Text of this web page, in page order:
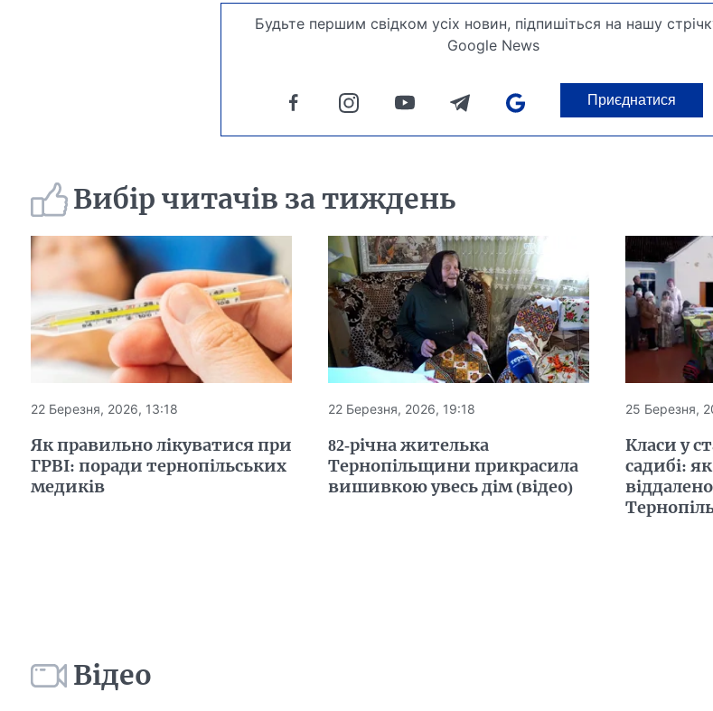
Будьте першим свідком усіх новин, підпишіться на нашу
Google News
Приєднатися
Вибір читачів за тиждень
22 Березня, 2026, 13:18
Як правильно лікуватися при
ГРВІ: поради тернопільських
медиків
22 Березня, 2026, 19:18
82-річна жителька
Тернопільщини прикрасила
вишивкою увесь дім (відео)
25 Березня,
Класи у
садибі:
Відео